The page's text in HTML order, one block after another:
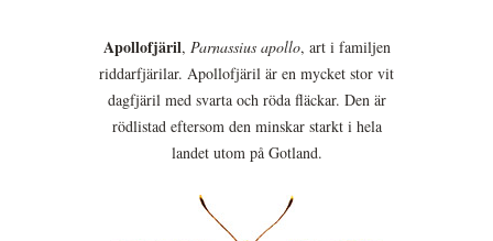
Apollofjäril, Parnassius apollo, art i familjen
riddarfjärilar. Apollofjäril är en mycket stor vit
dagfjäril med svarta och röda fläckar. Den är
rödlistad eftersom den minskar starkt i hela
landet utom på Gotland.